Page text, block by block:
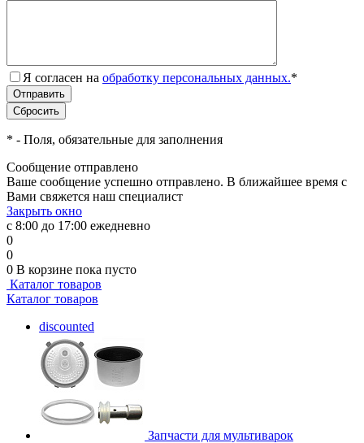
Я согласен на обработку персональных данных.*
* - Поля, обязательные для заполнения
Сообщение отправлено
Ваше сообщение успешно отправлено. В ближайшее время с
Вами свяжется наш специалист
Закрыть окно
с 8:00 до 17:00 ежедневно
0
0
0 В корзине пока пусто
Каталог товаров
Каталог товаров
discounted
Запчасти для мультиварок